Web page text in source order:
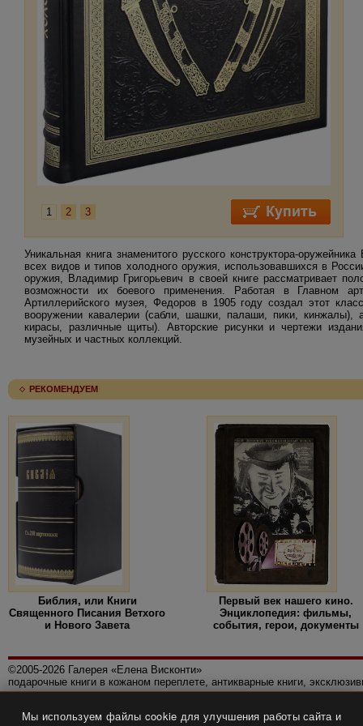
1 2 3
Уникальная книга знаменитого русского конструктора-
всех видов и типов холодного оружия, использовавшихся в
оружия, Владимир Григорьевич в своей книге рассматривает
возможности их боевого применения. Работая в Главном
Артиллерийского музея, Федоров в 1905 году создал этот
вооружении кавалерии (сабли, шашки, палаши, пики, кинжалы),
кирасы, различные щиты). Авторские рисунки и чертежи
музейных и частных коллекций.
РЕКОМЕНДУЕМ
Библия, или Книги
Священного Писания Ветхого
и Нового Завета
Первый век нашего кино.
Энциклопедия: фильмы,
события, герои, документы
©2005-2026 Галерея «Елена Висконти»
подарочные книги в кожаном переплете, антикварные книги,
Политика конфиденциальности
Мы используем файлы cookie для улучшения работы сайта и